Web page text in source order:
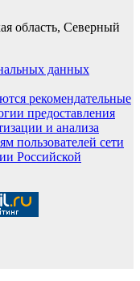
область, Северный
данных
рекомендательные
предоставления
и анализа
пользователей сети
Российской